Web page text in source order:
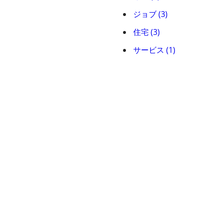
ジョブ (3)
住宅 (3)
サービス (1)